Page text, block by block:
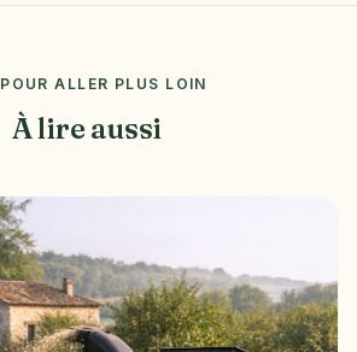
POUR ALLER PLUS LOIN
À lire aussi